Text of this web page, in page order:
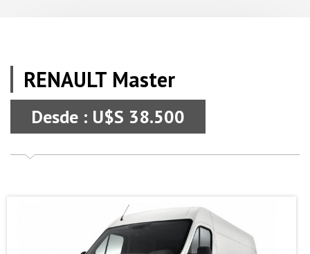
RENAULT Master
Desde : U$S 38.500